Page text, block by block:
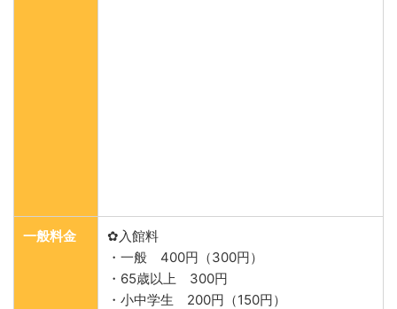
一般料金
✿入館料
・一般 400円（300円）
・65歳以上 300円
・小中学生 200円（150円）